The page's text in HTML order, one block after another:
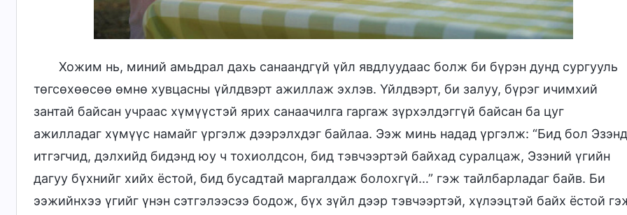
Хожим нь, миний амьдрал дахь санаандгүй үйл явдлуудаас болж би бүрэн дунд сургууль
төгсөхөөсөө өмнө хувцасны үйлдвэрт ажиллаж эхлэв. Үйлдвэрт, би залуу, бүрэг ичимхий
зантай байсан учраас хүмүүстэй ярих санаачилга гаргаж зүрхэлдэггүй байсан ба цуг
ажилладаг хүмүүс намайг үргэлж дээрэлхдэг байлаа. Ээж минь надад үргэлж: “Бид бол Эзэнд
итгэгчид, дэлхийд бидэнд юу ч тохиолдсон, бид тэвчээртэй байхад суралцаж, Эзэний үгийн
дагуу бүхнийг хийх ёстой, бид бусадтай маргалдаж болохгүй…” гэж тайлбарладаг байв. Би
ээжийнхээ үгийг үнэн сэтгэлээсээ бодож, бүх зүйл дээр тэвчээртэй, хүлээцтэй байх ёстой